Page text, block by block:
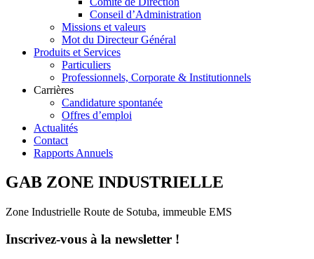
Conseil d’Administration
Missions et valeurs
Mot du Directeur Général
Produits et Services
Particuliers
Professionnels, Corporate & Institutionnels
Carrières
Candidature spontanée
Offres d’emploi
Actualités
Contact
Rapports Annuels
GAB ZONE INDUSTRIELLE
Zone Industrielle Route de Sotuba, immeuble EMS
Inscrivez-vous à la newsletter !